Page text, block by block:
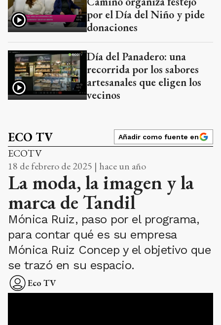
por el Día del Niño y pide
donaciones
Día del Panadero: una
recorrida por los sabores
artesanales que eligen los
vecinos
ECO TV Añadir como fuente en
ECOTV
18 de febrero de 2025 | hace un año
La moda, la imagen y la
marca de Tandil
Mónica Ruiz, paso por el programa,
para contar qué es su empresa
Mónica Ruiz Concep y el objetivo que
se trazó en su espacio.
Eco TV